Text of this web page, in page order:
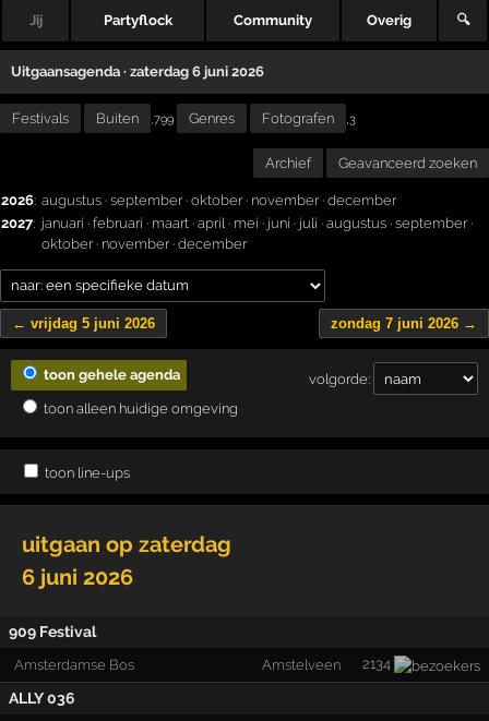
Jij Partyflock Community Overig 🔍
Uitgaansagenda · zaterdag 6 juni 2026
Festivals Buiten ,799 Genres Fotografen ,3
Archief Geavanceerd zoeken
2026: augustus · september· oktober· november· december
2027: januari · februari · maart · april· mei · juni · juli · augustus · september·
oktober· november· december
← vrijdag 5 juni 2026 zondag 7 juni 2026 →
volgorde:
toon gehele agenda
toon alleen huidige omgeving
toon line-ups
uitgaan op zaterdag
6 juni 2026
909 Festival
Amsterdamse Bos Amstelveen 2134
ALLY 036